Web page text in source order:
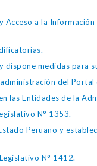
a la
medidas para
del Portal
las Entidades de la
N° 1353.
Peruano y
N° 1412.